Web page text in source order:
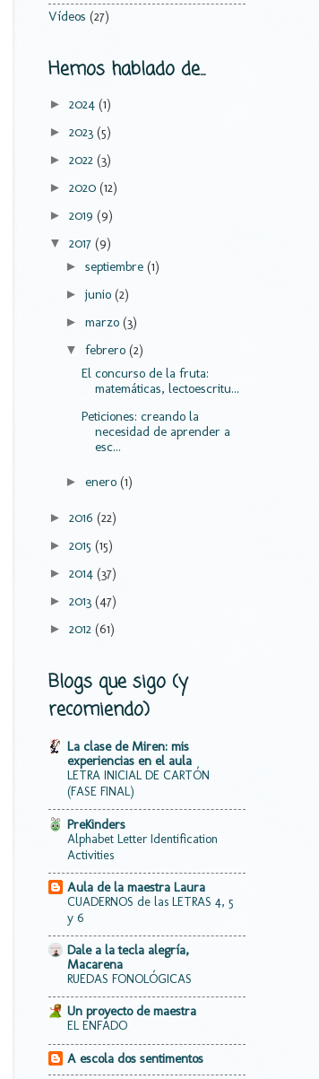
Vídeos (27)
Hemos hablado de...
► 2024 (1)
► 2023 (5)
► 2022 (3)
► 2020 (12)
► 2019 (9)
▼ 2017 (9)
► septiembre (1)
► junio (2)
► marzo (3)
▼ febrero (2)
El concurso de la fruta:
matemáticas, lectoescritu...
Peticiones: creando la
necesidad de aprender a
esc...
► enero (1)
► 2016 (22)
► 2015 (15)
► 2014 (37)
► 2013 (47)
► 2012 (61)
Blogs que sigo (y
recomiendo)
La clase de Miren: mis
experiencias en el aula
LETRA INICIAL DE CARTÓN
(FASE FINAL)
PreKinders
Alphabet Letter Identification
Activities
Aula de la maestra Laura
CUADERNOS de las LETRAS 4, 5
y 6
Dale a la tecla alegría,
Macarena
RUEDAS FONOLÓGICAS
Un proyecto de maestra
EL ENFADO
A escola dos sentimentos